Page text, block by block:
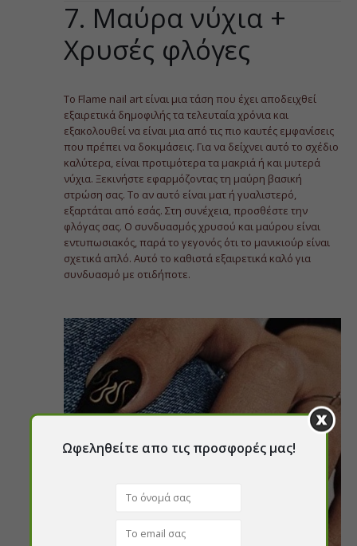
7. Μαύρα νύχια +
Χρυσές φλόγες
Το Flame nail art είναι μια τάση που έχει αποδειχθεί
εξαιρετικά δημοφιλής τα τελευταία χρόνια και
εξακολουθεί να είναι μια από τις πιο καυτές εμφανίσεις
που πρέπει να δοκιμάσεις. Για να δείχνει αυτό το σχέδιο
καλύτερα, είναι προτιμότερα τα μακριά ή και μυτερά
νύχια. Ξεκινήστε εφαρμόζοντας τη μαύρη βασική
στρώση σας. Το αν αυτό είναι ματ ή γυαλιστερό,
εξαρτάται από εσάς. Στη συνέχεια, προσθέστε την
φλόγας σας. Ο συνδυασμός χρυσού και μαύρου είναι
εντυπωσιακός, παρά το γεγονός ότι το μανικιούρ είναι
σχετικά απλό. Αυτό το καθιστά εξαιρετικά καλό για
συνδυασμό με οτιδήποτε.
Ωφεληθείτε απο τις προσφορές μας!